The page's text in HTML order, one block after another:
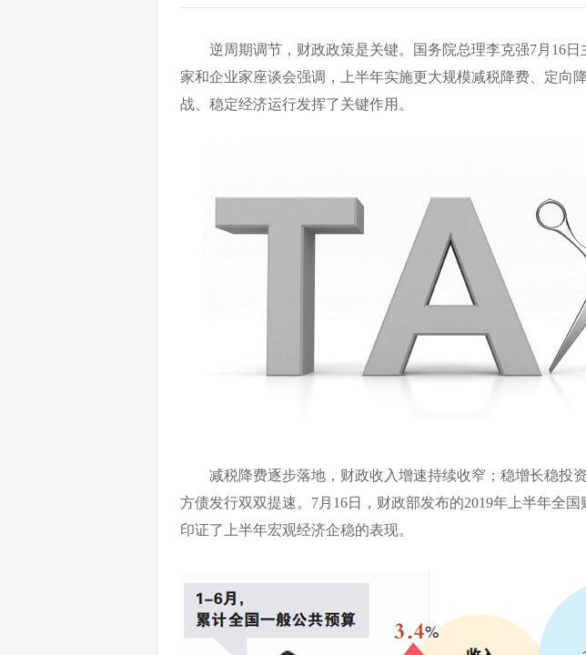
逆周期调节，财政政策是关键。国务院总理李克强7月16
家和企业家座谈会强调，上半年实施更大规模减税降费、定向
战、稳定经济运行发挥了关键作用。
减税降费逐步落地，财政收入增速持续收窄；稳增长稳投
方债发行双双提速。7月16日，财政部发布的2019年上半年全
印证了上半年宏观经济企稳的表现。